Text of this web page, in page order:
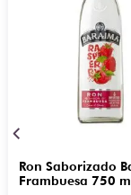
Ron Saborizado
Frambuesa 750